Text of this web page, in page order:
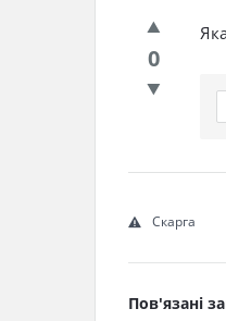
0
Скарга
Пов'язані